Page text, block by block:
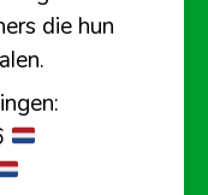
die hun